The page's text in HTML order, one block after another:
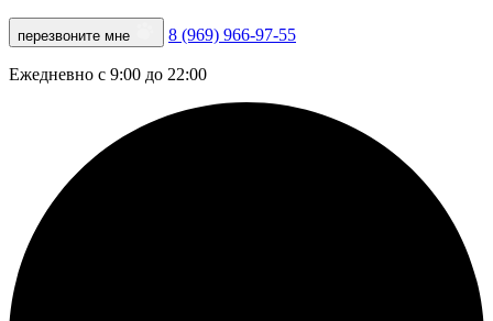
перезвоните мне 8 (969) 966-97-55
Ежедневно с 9:00 до 22:00